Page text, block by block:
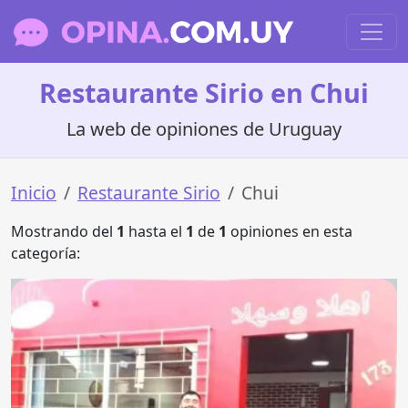
Restaurante Sirio en Chui
La web de opiniones de Uruguay
Inicio Restaurante Sirio Chui
Mostrando del 1 hasta el 1 de 1 opiniones en esta
categoría: